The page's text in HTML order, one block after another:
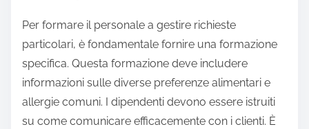
Per formare il personale a gestire richieste
particolari, è fondamentale fornire una formazione
specifica. Questa formazione deve includere
informazioni sulle diverse preferenze alimentari e
allergie comuni. I dipendenti devono essere istruiti
su come comunicare efficacemente con i clienti. È